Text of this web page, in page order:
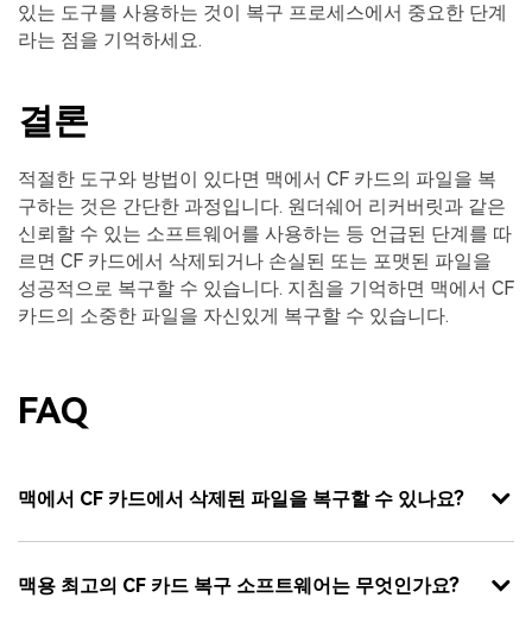
있는 도구를 사용하는 것이 복구 프로세스에서 중요한 단계
라는 점을 기억하세요.
결론
적절한 도구와 방법이 있다면 맥에서 CF 카드의 파일을 복
구하는 것은 간단한 과정입니다. 원더쉐어 리커버릿과 같은
신뢰할 수 있는 소프트웨어를 사용하는 등 언급된 단계를 따
르면 CF 카드에서 삭제되거나 손실된 또는 포맷된 파일을
성공적으로 복구할 수 있습니다. 지침을 기억하면 맥에서 CF
카드의 소중한 파일을 자신있게 복구할 수 있습니다.
FAQ
맥에서 CF 카드에서 삭제된 파일을 복구할 수 있나요?
맥용 최고의 CF 카드 복구 소프트웨어는 무엇인가요?